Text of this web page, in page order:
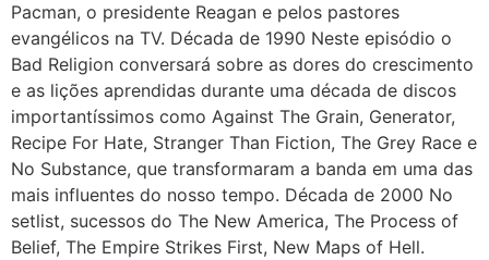
Pacman, o presidente Reagan e pelos pastores
evangélicos na TV. Década de 1990 Neste episódio o
Bad Religion conversará sobre as dores do crescimento
e as lições aprendidas durante uma década de discos
importantíssimos como Against The Grain, Generator,
Recipe For Hate, Stranger Than Fiction, The Grey Race e
No Substance, que transformaram a banda em uma das
mais influentes do nosso tempo. Década de 2000 No
setlist, sucessos do The New America, The Process of
Belief, The Empire Strikes First, New Maps of Hell.